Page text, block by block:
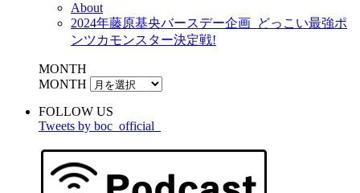
About
2024年藤原基央バースデー企画_どっこい最強ポ
ンツカモンスター決定戦!
MONTH
MONTH
FOLLOW US
Tweets by boc_official_